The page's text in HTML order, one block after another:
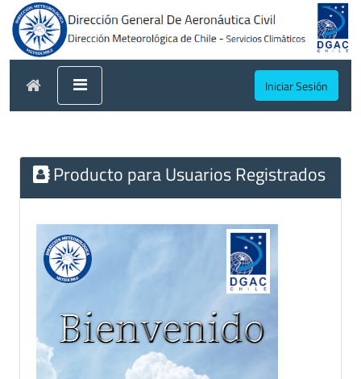
Iniciar Sesión
Producto para Usuarios Registrados